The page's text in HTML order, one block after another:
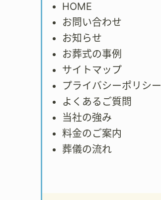
HOME
お問い合わせ
お知らせ
お葬式の事例
サイトマップ
プライバシーポリシー
よくあるご質問
当社の強み
料金のご案内
葬儀の流れ